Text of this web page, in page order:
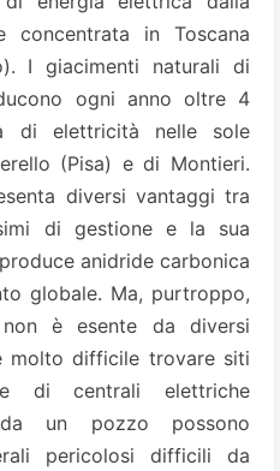
concentrata in Toscana
I giacimenti naturali di
ogni anno oltre 4
di elettricità nelle sole
(Pisa) e di Montieri.
diversi vantaggi tra
di gestione e la sua
anidride carbonica
globale. Ma, purtroppo,
è esente da diversi
molto difficile trovare siti
di centrali elettriche
un pozzo possono
pericolosi difficili da